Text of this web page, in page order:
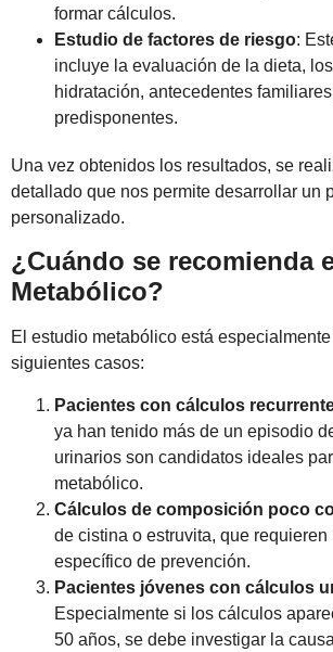
formar cálculos.
Estudio de factores de riesgo:
incluye la evaluación de la dieta,
hidratación, antecedentes
predisponentes.
Una vez obtenidos los resultados, se
detallado que nos permite desarrollar un
personalizado.
¿Cuándo se recomienda
Metabólico?
El estudio metabólico está
siguientes casos:
Pacientes con cálculos
ya han tenido más de un episodio
urinarios son candidatos ideales
metabólico.
Cálculos de composición poco
de cistina o estruvita, que requieren
específico de prevención.
Pacientes jóvenes con cálculos
Especialmente si los cálculos
50 años, se debe investigar la